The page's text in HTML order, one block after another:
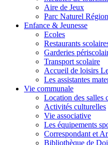
Aire de Jeux
Parc Naturel
Enfance & Jeunesse
Ecoles
Restaurants
Garderies
Transport scolaire
Accueil de loisirs
Les assistantes
Vie communale
Location des salles
Activités culturelles
Vie associative
Les équipements
Correspondant et
Bibliothèque de